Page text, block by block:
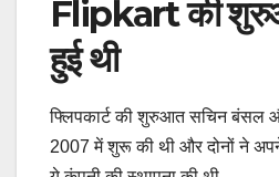
Flipkart की
हुई थी
फ्लिपकार्ट की शुरुआत सचिन बंसल
2007 में शुरू की थी और दोनों ने